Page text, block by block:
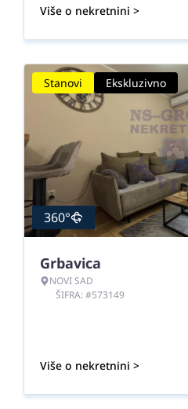
Više o nekretnini >
Stanovi Ekskluzivno
360°
Grbavica
NOVI SAD
ŠIFRA: #573149
Više o nekretnini >